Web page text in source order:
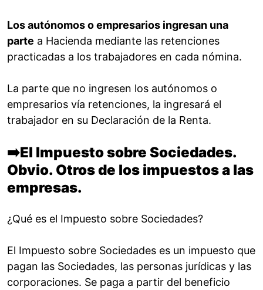
Los autónomos o empresarios ingresan una
parte a Hacienda mediante las retenciones
practicadas a los trabajadores en cada nómina.
La parte que no ingresen los autónomos o
empresarios vía retenciones, la ingresará el
trabajador en su Declaración de la Renta.
➡️El Impuesto sobre Sociedades.
Obvio. Otros de los impuestos a las
empresas.
¿Qué es el Impuesto sobre Sociedades?
El Impuesto sobre Sociedades es un impuesto que
pagan las Sociedades, las personas jurídicas y las
corporaciones. Se paga a partir del beneficio